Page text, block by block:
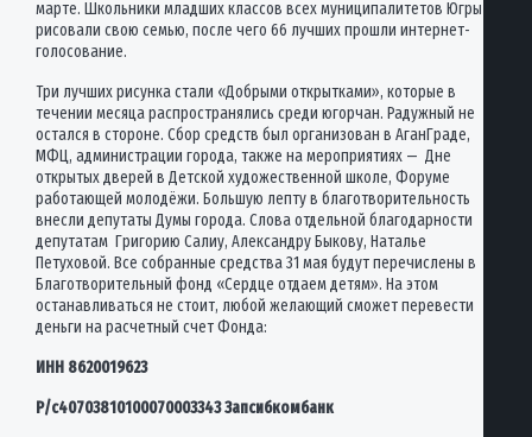
марте. Школьники младших классов всех муниципалитетов Югры
рисовали свою семью, после чего 66 лучших прошли интернет-
голосование.
Три лучших рисунка стали «Добрыми открытками», которые в
течении месяца распространялись среди югорчан. Радужный не
остался в стороне. Сбор средств был организован в АганГраде,
МФЦ, администрации города, также на мероприятиях — Дне
открытых дверей в Детской художественной школе, Форуме
работающей молодёжи. Большую лепту в благотворительность
внесли депутаты Думы города. Слова отдельной благодарности
депутатам Григорию Салиу, Александру Быкову, Наталье
Петуховой. Все собранные средства 31 мая будут перечислены в
Благотворительный фонд «Сердце отдаем детям». На этом
останавливаться не стоит, любой желающий сможет перевести
деньги на расчетный счет Фонда:
ИНН 8620019623
Р/с40703810100070003343 Запсибкомбанк